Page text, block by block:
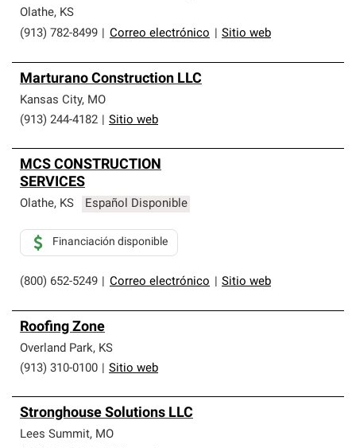
Olathe, KS
(913) 782-8499
Correo electrónico Sitio web
Marturano Construction LLC
Kansas City, MO
(913) 244-4182
Sitio web
MCS CONSTRUCTION
SERVICES
Olathe, KS Español Disponible
(800) 652-5249 Correo electrónico Sitio web
Financiación disponible
Roofing Zone
Overland Park, KS
(913) 310-0100
Sitio web
Stronghouse Solutions LLC
Lees Summit, MO